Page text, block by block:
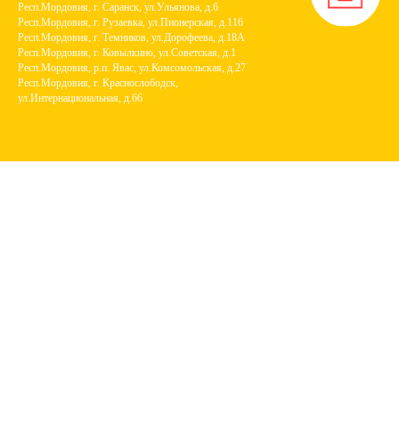
Респ.Мордовия, г. Саранск, ул.Ульянова, д.6
Респ.Мордовия, г. Рузаевка, ул.Пионерская, д.116
Респ.Мордовия, г. Темников, ул.Дорофеева, д.18А
Респ.Мордовия, г. Ковылкино, ул.Советская, д.1
Респ.Мордовия, р.п. Явас, ул.Комсомольская, д.27
Респ.Мордовия, г. Краснослободск,
ул.Интернациональная, д.66